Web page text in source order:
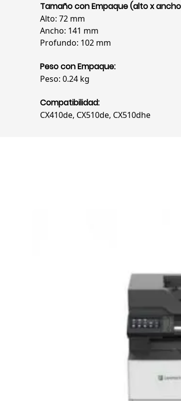
Tamaño con Empaque (alto x
Alto: 72 mm
Ancho: 141 mm
Profundo: 102 mm
Peso con Empaque:
Peso: 0.24 kg
Compatibilidad:
CX410de, CX510de, CX510dhe